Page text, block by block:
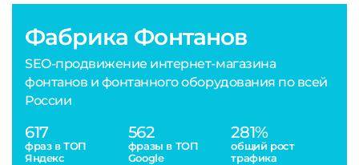
Фабрика Фонтанов
SEO-продвижение интернет-магазина
фонтанов и фонтанного оборудования по всей
России
617
фраз в ТОП
Яндекс
562
фразы в ТОП
Google
281%
общий рост
трафика